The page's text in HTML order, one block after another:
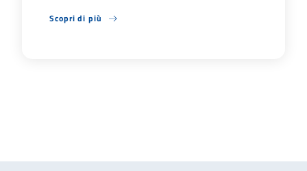
Scopri di più